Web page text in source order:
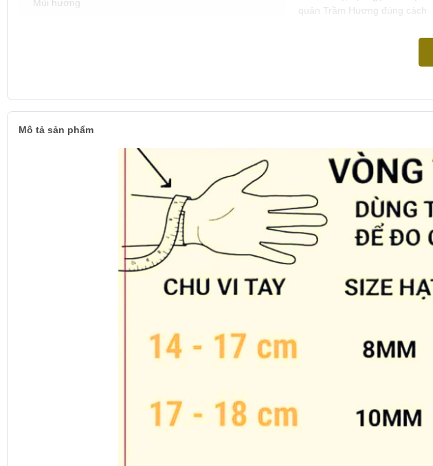
Mùi hương
quản Trầm Hương đúng cách
Mô tả sản phẩm